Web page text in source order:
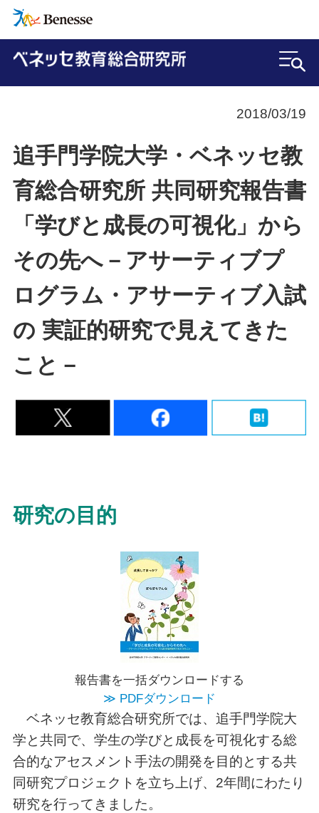
2018/03/19
追手門学院大学・ベネッセ教
育総合研究所 共同研究報告書
「学びと成長の可視化」から
その先へ－アサーティブプ
ログラム・アサーティブ入試
の 実証的研究で見えてきた
こと－
研究の目的
ベネッセ教育総合研究所では、追手門学院大
学と共同で、学生の学びと成長を可視化する総
合的なアセスメント手法の開発を目的とする共
同研究プロジェクトを立ち上げ、2年間にわたり
研究を行ってきました。
報告書を一括ダウンロードする
≫ PDFダウンロード